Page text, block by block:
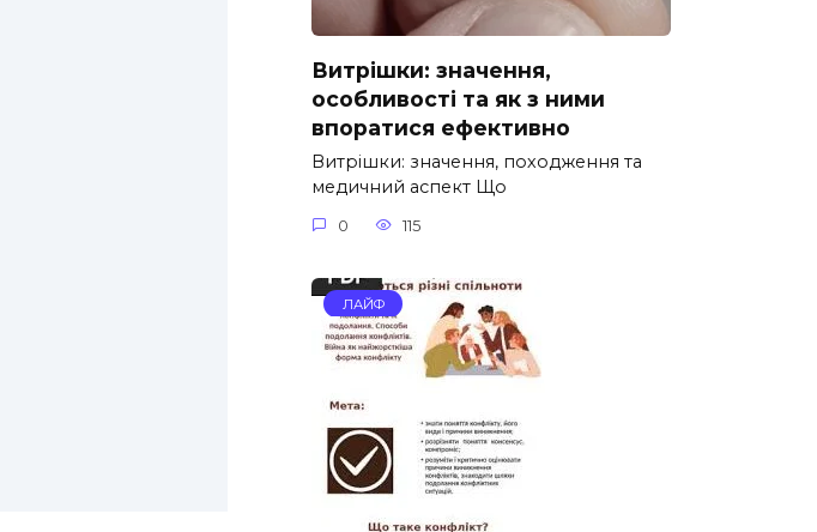
Витрішки: значення,
особливості та як з ними
впоратися ефективно
Витрішки: значення, походження та
медичний аспект Що
0 115
ЛАЙФ